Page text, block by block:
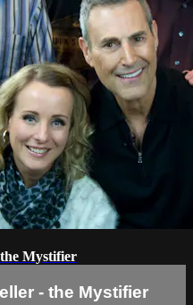
Mystifier
- the Mystifier